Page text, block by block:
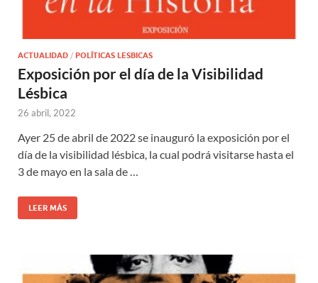
ACTUALIDAD / POLÍTICAS LESBICAS
Exposición por el día de la Visibilidad
Lésbica
26 abril, 2022
Ayer 25 de abril de 2022 se inauguró la exposición por el
día de la visibilidad lésbica, la cual podrá visitarse hasta el
3 de mayo en la sala de …
LEER MÁS